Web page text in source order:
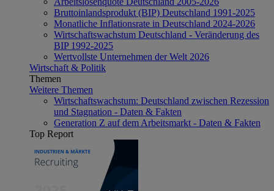
Bruttoinlandsprodukt (BIP) Deutschland 1991-2025
Monatliche Inflationsrate in Deutschland 2024-2026
Wirtschaftswachstum Deutschland - Veränderung des
BIP 1992-2025
Wertvollste Unternehmen der Welt 2026
Wirtschaft & Politik
Themen
Weitere Themen
Wirtschaftswachstum: Deutschland zwischen Rezession
und Stagnation - Daten & Fakten
Generation Z auf dem Arbeitsmarkt - Daten & Fakten
Top Report